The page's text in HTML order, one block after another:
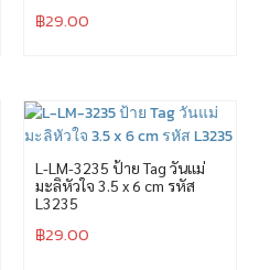
฿29.00
L-LM-3235 ป้าย Tag วันแม่
มะลิหัวใจ 3.5 x 6 cm รหัส
L3235
฿29.00